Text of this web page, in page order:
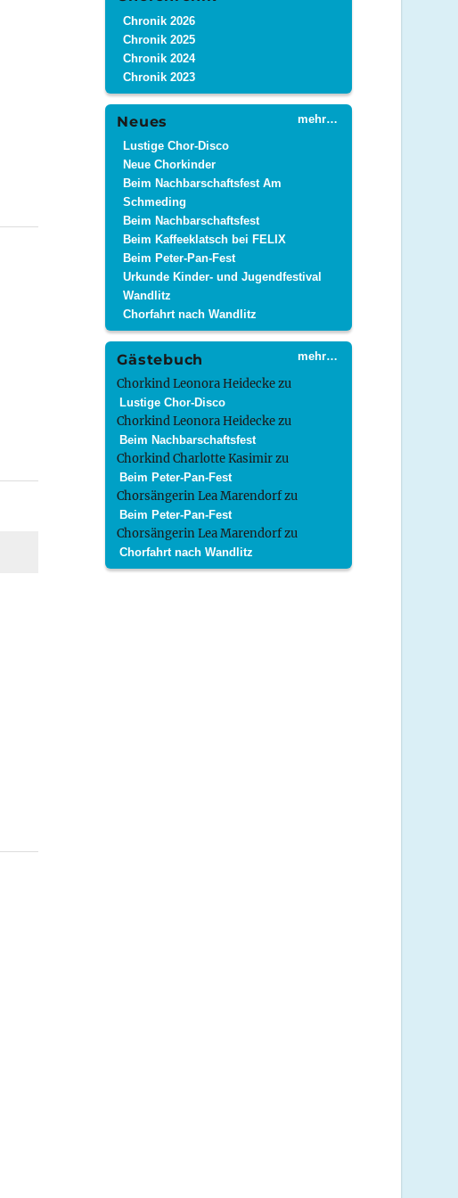
Chronik 2026
Chronik 2025
Chronik 2024
Chronik 2023
mehr…
Neues
Lustige Chor-Disco
Neue Chorkinder
Beim Nachbarschaftsfest Am
Schmeding
Beim Nachbarschaftsfest
Beim Kaffeeklatsch bei FELIX
Beim Peter-Pan-Fest
Urkunde Kinder- und Jugendfestival
Wandlitz
Chorfahrt nach Wandlitz
mehr…
Gästebuch
Chorkind Leonora Heideckezu
Lustige Chor-Disco
Chorkind Leonora Heideckezu
Beim Nachbarschaftsfest
Chorkind Charlotte Kasimirzu
Beim Peter-Pan-Fest
Chorsängerin Lea Marendorfzu
Beim Peter-Pan-Fest
Chorsängerin Lea Marendorfzu
Chorfahrt nach Wandlitz